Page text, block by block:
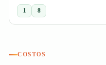
1 8
COSTOS